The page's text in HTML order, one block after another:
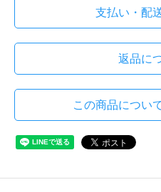
支払い・配
返品に
この商品につい